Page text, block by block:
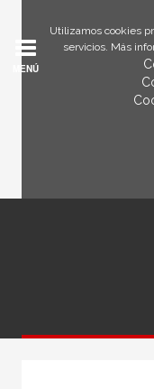
Utilizamos cookies
servicios. Más
MENÚ